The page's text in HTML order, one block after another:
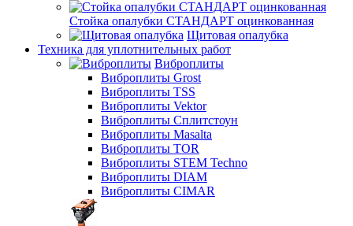
Стойка опалубки СТАНДАРТ оцинкованная
Щитовая опалубка
Техника для уплотнительных работ
Виброплиты
Виброплиты Grost
Виброплиты TSS
Виброплиты Vektor
Виброплиты Сплитстоун
Виброплиты Masalta
Виброплиты TOR
Виброплиты STEM Techno
Виброплиты DIAM
Виброплиты CIMAR